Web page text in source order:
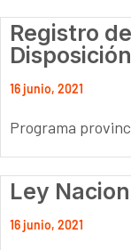
Registro
16 junio, 2021
Programa
Ley
16 junio, 2021